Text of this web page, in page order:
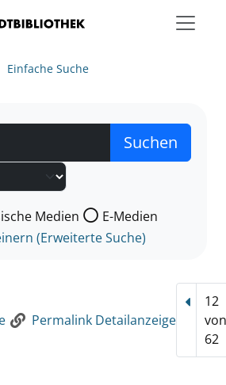
Einfache Suche
nach der Sie suchen wollen.
Medien
E-Medien
(Erweiterte Suche)
Permalink Detailanzeige
12
von
62